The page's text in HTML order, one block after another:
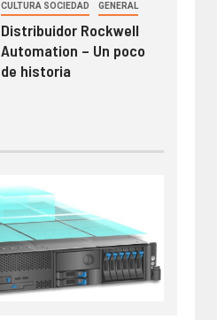
CULTURA SOCIEDAD GENERAL
Distribuidor Rockwell
Automation – Un poco
de historia